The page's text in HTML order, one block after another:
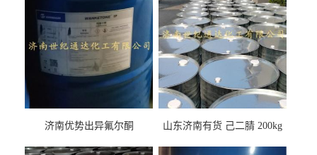
济南优势出异氟尔酮
山东济南有货 己二腈 200kg